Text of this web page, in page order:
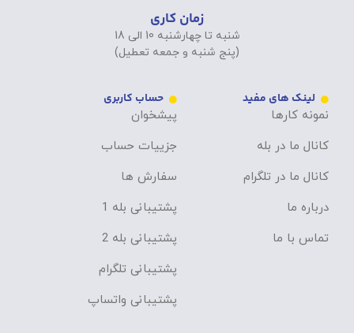
زمان کاری
شنبه تا چهارشنبه 10 الی 18
(پنج شنبه و جمعه تعطیل)
لینک های مفید
نمونه کارها
کانال ما در بله
کانال ما در تلگرام
درباره ما
تماس با ما
حساب کاربری
پیشخوان
جزییات حساب
سفارش ها
پشتیبانی بله 1
پشتیبانی بله 2
پشتیبانی تلگرام
پشتیبانی واتساپ